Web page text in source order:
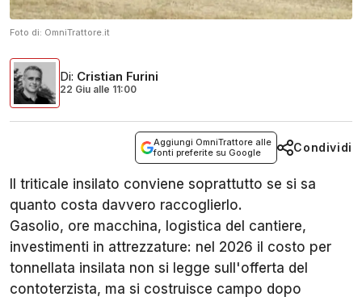
Foto di: OmniTrattore.it
Di: Cristian Furini
22 Giu alle 11:00
Aggiungi OmniTrattore alle
fonti preferite su Google
Condividi
Il triticale insilato conviene soprattutto se si sa
quanto costa davvero raccoglierlo.
Gasolio, ore macchina, logistica del cantiere,
investimenti in attrezzature: nel 2026 il costo per
tonnellata insilata non si legge sull'offerta del
contoterzista, ma si costruisce campo dopo